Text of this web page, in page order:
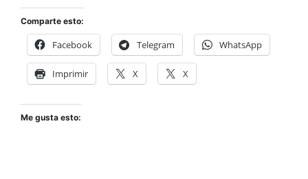
Comparte esto:
Facebook Telegram WhatsApp
Imprimir X X
Me gusta esto: